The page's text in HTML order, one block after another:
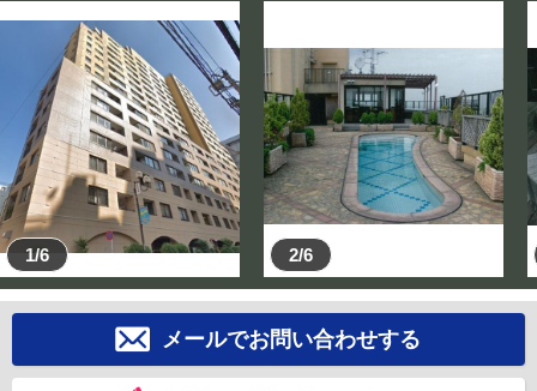
1/6 2/6
メールでお問い合わせする